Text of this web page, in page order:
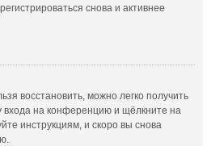
снова и активнее
восстановить, можно легко получить
на конференцию и щёлкните на
инструкциям, и скоро вы снова